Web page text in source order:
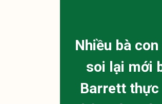
Nhiều bà
soi lại mới
Barrett thực